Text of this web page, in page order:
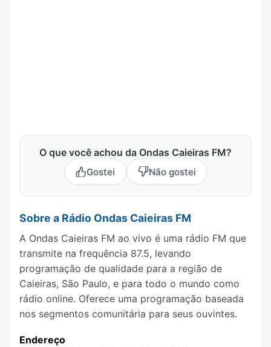
O que você achou da Ondas Caieiras FM?
Gostei Não gostei
Sobre a Rádio Ondas Caieiras FM
A Ondas Caieiras FM ao vivo é uma rádio FM que
transmite na frequência 87.5, levando
programação de qualidade para a região de
Caieiras, São Paulo, e para todo o mundo como
rádio online. Oferece uma programação baseada
nos segmentos comunitária para seus ouvintes.
Endereço